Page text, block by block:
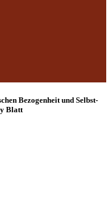
Bezogenheit und Selbst-
Blatt